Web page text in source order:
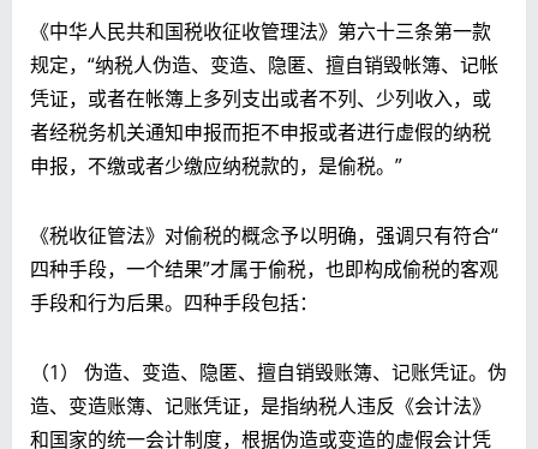
《中华人民共和国税收征收管理法》第六十三条第一款
规定，“纳税人伪造、变造、隐匿、擅自销毁帐簿、记帐
凭证，或者在帐簿上多列支出或者不列、少列收入，或
者经税务机关通知申报而拒不申报或者进行虚假的纳税
申报，不缴或者少缴应纳税款的，是偷税。”
《税收征管法》对偷税的概念予以明确，强调只有符合“
四种手段，一个结果”才属于偷税，也即构成偷税的客观
手段和行为后果。四种手段包括：
（1） 伪造、变造、隐匿、擅自销毁账簿、记账凭证。伪
造、变造账簿、记账凭证，是指纳税人违反《会计法》
和国家的统一会计制度，根据伪造或变造的虚假会计凭